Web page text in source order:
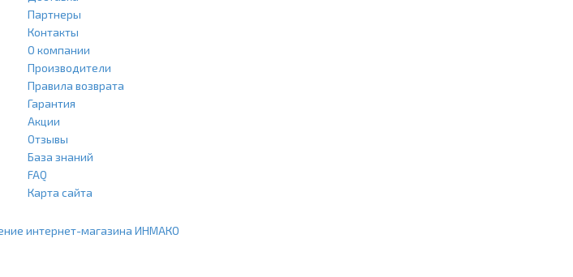
Партнеры
Контакты
О компании
Производители
Правила возврата
Гарантия
Акции
Отзывы
База знаний
FAQ
Карта сайта
интернет-магазина ИНМАКО